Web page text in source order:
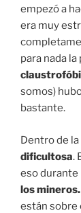
empezó a
era muy
para nada
somos)
bastante.
Dentro de
dificultosa.
eso durante
los mineros.
están sobre